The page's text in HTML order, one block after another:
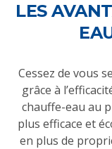
LES
Cessez de vous
grâce à
chauffe-eau au
plus efficace et
en plus de